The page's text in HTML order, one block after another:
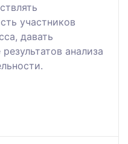
участников
давать
анализа